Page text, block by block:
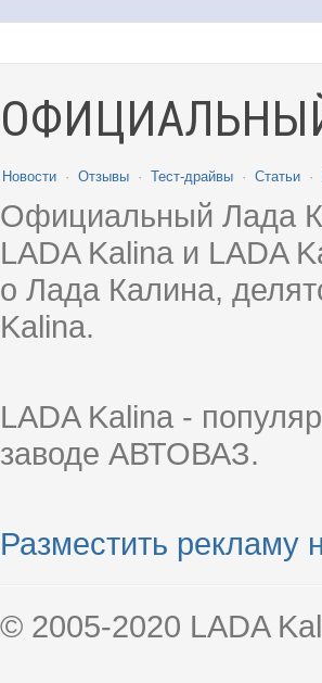
Новости · Отзывы · Тест-драйвы · Статьи ·
Официальный Лада
LADA Kalina и LADA
о Лада Калина,
Kalina.
LADA Kalina -
заводе АВТОВАЗ.
Разместить рекламу
© 2005-2020 LADA